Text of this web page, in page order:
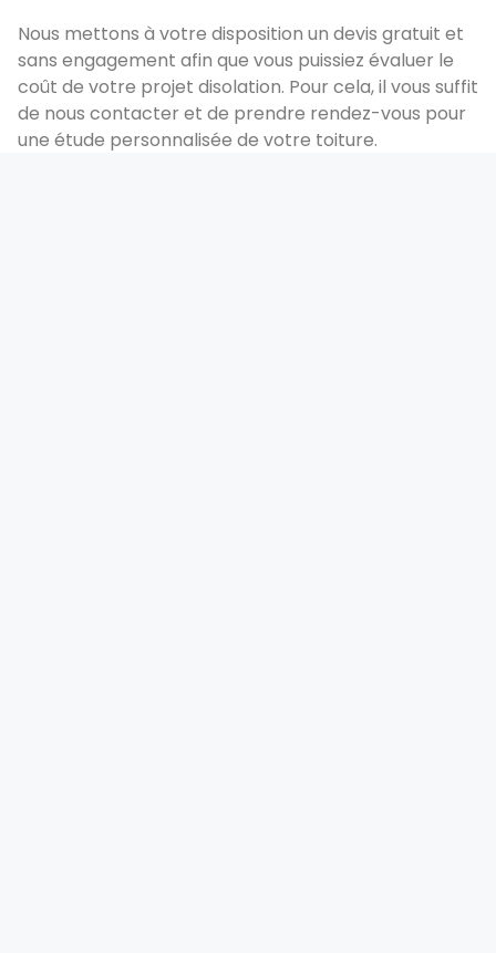
Nous mettons à votre disposition un devis gratuit et
sans engagement afin que vous puissiez évaluer le
coût de votre projet disolation. Pour cela, il vous suffit
de nous contacter et de prendre rendez-vous pour
une étude personnalisée de votre toiture.